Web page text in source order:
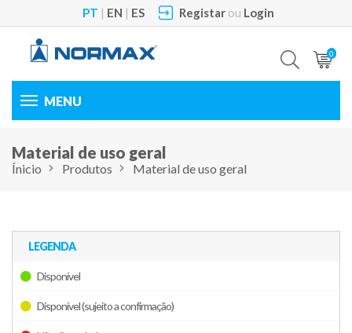
PT | EN | ES Registarou Login
0
Toggle
Material de uso geral
Ínicio Produtos Material de uso geral
LEGENDA
Disponível
Disponível (sujeito a confirmação)